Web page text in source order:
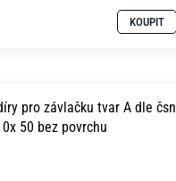
KOUPIT
pro závlačku tvar A dle čsn
2111 10x 50 bez povrchu